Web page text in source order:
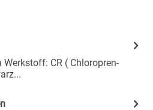
CR ( Chloropren-